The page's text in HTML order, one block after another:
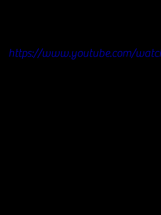
https://www.youtube.com/